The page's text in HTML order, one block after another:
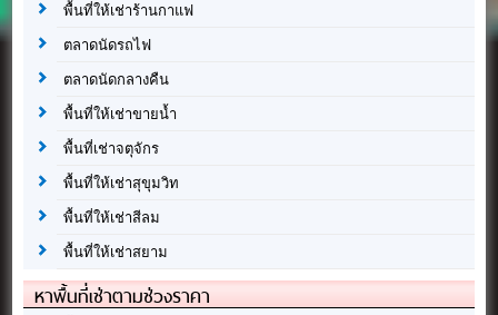
พื้นที่ให้เช่าร้านกาแฟ
ตลาดนัดรถไฟ
ตลาดนัดกลางคืน
พื้นที่ให้เช่าขายน้ำ
พื้นที่เช่าจตุจักร
พื้นที่ให้เช่าสุขุมวิท
พื้นที่ให้เช่าสีลม
พื้นที่ให้เช่าสยาม
หาพื้นที่เช่าตามช่วงราคา